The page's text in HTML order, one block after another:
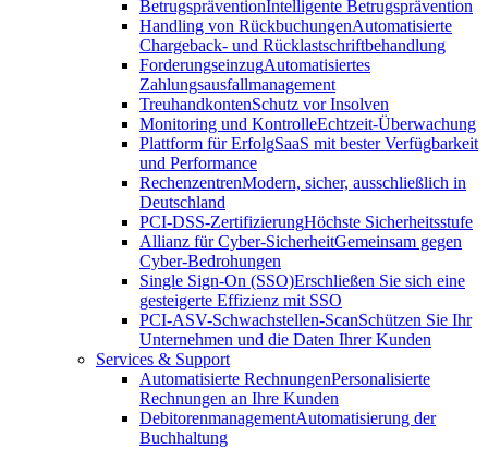
BetrugspräventionIntelligente Betrugsprävention
Handling von RückbuchungenAutomatisierte
Chargeback- und Rücklastschriftbehandlung
ForderungseinzugAutomatisiertes
Zahlungsausfallmanagement
TreuhandkontenSchutz vor Insolven
Monitoring und KontrolleEchtzeit-Überwachung
Plattform für ErfolgSaaS mit bester Verfügbarkeit
und Performance
RechenzentrenModern, sicher, ausschließlich in
Deutschland
PCI-DSS-ZertifizierungHöchste Sicherheitsstufe
Allianz für Cyber-SicherheitGemeinsam gegen
Cyber-Bedrohungen
Single Sign-On (SSO)Erschließen Sie sich eine
gesteigerte Effizienz mit SSO
PCI-ASV-Schwachstellen-ScanSchützen Sie Ihr
Unternehmen und die Daten Ihrer Kunden
Services & Support
Automatisierte RechnungenPersonalisierte
Rechnungen an Ihre Kunden
DebitorenmanagementAutomatisierung der
Buchhaltung